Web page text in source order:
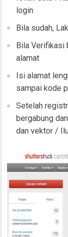
login
Bila sudah,
Bila Verifikasi
alamat
Isi alamat
sampai kode
Setelah
bergabung
dan vektor /